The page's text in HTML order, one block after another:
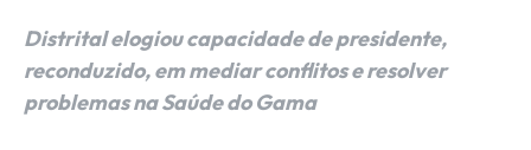
Distrital elogiou capacidade de presidente,
reconduzido, em mediar conflitos e resolver
problemas na Saúde do Gama